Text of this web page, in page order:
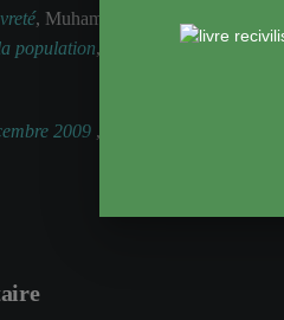
, Muhammad Yunus (trad.
population, tome 1, Economie et
2009 ,